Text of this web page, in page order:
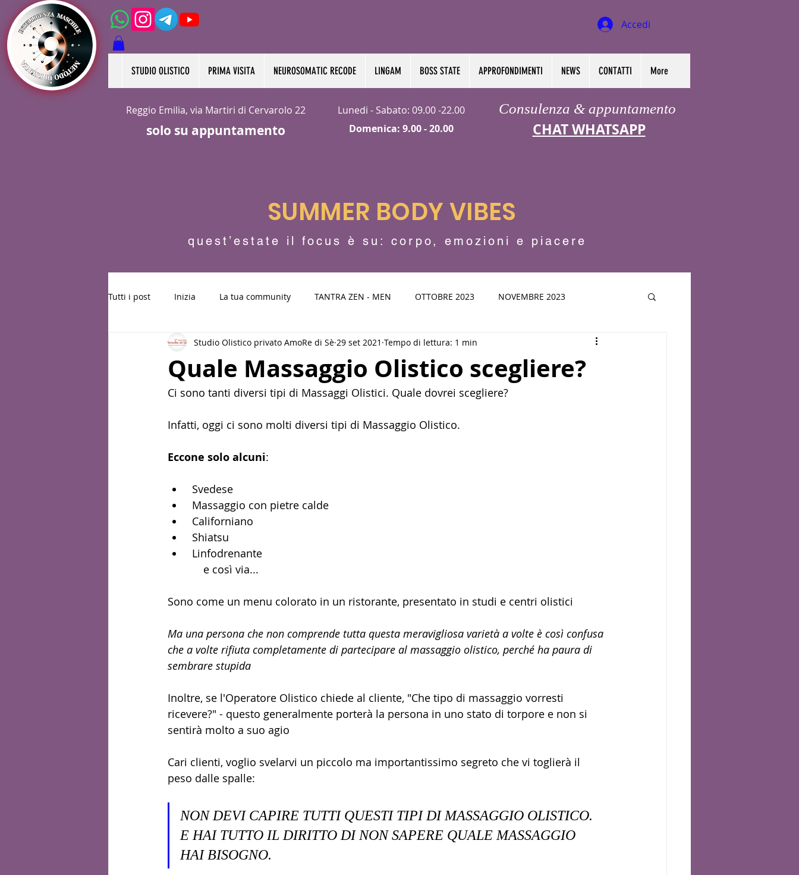
Accedi
STUDIO OLISTICO PRIMA VISITA NEUROSOMATIC RECODE LINGAM BOSS STATE APPROFONDIMENTI NEWS CONTATTI More
Reggio Emilia, via Martiri di Cervarolo 22
solo su appuntamento
Lunedi - Sabato: 09.00 -22.00
Domenica: 9.00 - 20.00​
Consulenza & appuntamento
CHAT WHATSAPP
SUMMER BODY VIBES
quest’estate il focus è su: corpo, emozioni e piacere
Tutti i post Inizia La tua community TANTRA ZEN - MEN OTTOBRE 2023 NOVEMBRE 2023
DICEMBRE 2023 GENNAIO 2024 FEBBRAIO 2024 MARZO 2024 LA TUA RISORSA PER LA SETTIMANA
APRILE 2024 MAGGIO 2024 GIUGNO 2024 STORIE E TESTIMONIANZE DI CLIENTI
Quale Massaggio Olistico scegliere?
Studio Olistico privato AmoRe di Sè 29 set 2021 Tempo di lettura: 1 min
Ci sono tanti diversi tipi di Massaggi Olistici. Quale dovrei scegliere?
Infatti, oggi ci sono molti diversi tipi di Massaggio Olistico.
Eccone solo alcuni:
Svedese
Massaggio con pietre calde
Californiano
Shiatsu
Linfodrenante
            e così via...
Sono come un menu colorato in un ristorante, presentato in studi e centri olistici
Ma una persona che non comprende tutta questa meravigliosa varietà a volte è così confusa
che a volte rifiuta completamente di partecipare al massaggio olistico, perché ha paura di
sembrare stupida
Inoltre, se l'Operatore Olistico chiede al cliente, "Che tipo di massaggio vorresti
ricevere?" - questo generalmente porterà la persona in uno stato di torpore e non si
sentirà molto a suo agio
Cari clienti, voglio svelarvi un piccolo ma importantissimo segreto che vi toglierà il
peso dalle spalle:
NON DEVI CAPIRE TUTTI QUESTI TIPI DI MASSAGGIO OLISTICO.
E HAI TUTTO IL DIRITTO DI NON SAPERE QUALE MASSAGGIO
HAI BISOGNO.